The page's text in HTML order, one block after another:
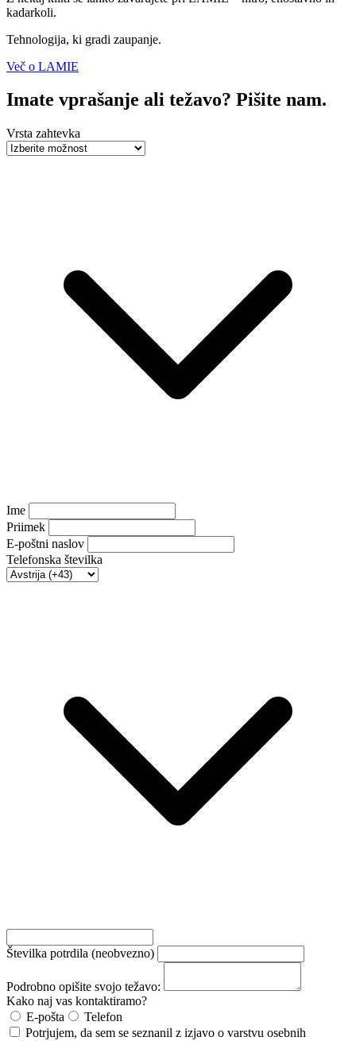
kadarkoli.
Tehnologija, ki gradi zaupanje.
Več o LAMIE
Imate vprašanje ali težavo? Pišite nam.
Vrsta zahtevka
Ime
Priimek
E-poštni naslov
Telefonska številka
Številka potrdila (neobvezno)
Podrobno opišite svojo težavo:
Kako naj vas kontaktiramo?
E-pošta
Telefon
Potrjujem, da sem se seznanil z izjavo o varstvu osebnih